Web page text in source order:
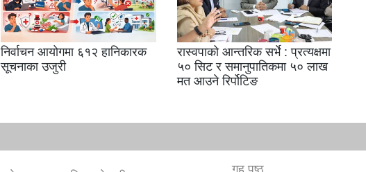
निर्वाचन आयोगमा ६१२ हानिकारक
सूचनाका उजुरी
रास्वपाको आन्तरिक सर्भे : प्रत्यक्षमा
५० सिट र समानुपातिकमा ५० लाख
मत आउने रिर्पोटिङ